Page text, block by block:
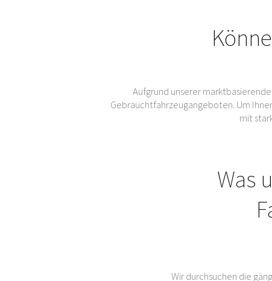
Aufgrund unserer
Gebrauchtfahrzeugangeboten. Um
mit
Was
Wir durchsuchen die